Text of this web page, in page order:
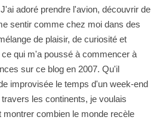
adoré prendre l'avion, découvrir de
sentir comme chez moi dans des
de plaisir, de curiosité et
qui m'a poussé à commencer à
sur ce blog en 2007. Qu'il
improvisée le temps d'un week-end
les continents, je voulais
montrer combien le monde recèle